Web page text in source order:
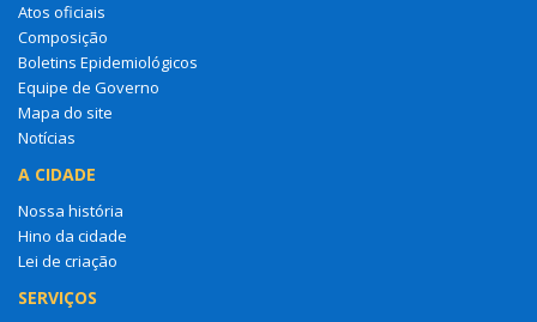
Atos oficiais
Composição
Boletins Epidemiológicos
Equipe de Governo
Mapa do site
Notícias
A CIDADE
Nossa história
Hino da cidade
Lei de criação
SERVIÇOS